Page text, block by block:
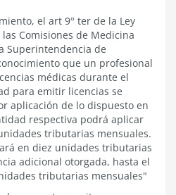
el art 9° ter de la Ley
Comisiones de Medicina
Superintendencia de
que un profesional
médicas durante el
para emitir licencias se
aplicación de lo dispuesto en
respectiva podrá aplicar
tributarias mensuales.
en diez unidades tributarias
adicional otorgada, hasta el
tributarias mensuales"